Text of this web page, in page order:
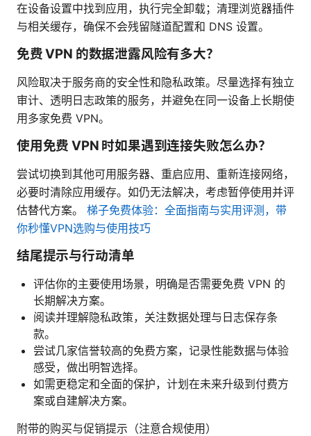
在设备设置中找到应用，执行完全卸载；清理浏览器插件
与相关缓存，确保不会残留隧道配置和 DNS 设置。
免费 VPN 的数据泄露风险有多大？
风险取决于服务商的安全性和隐私政策。尽量选择有独立
审计、透明日志政策的服务，并避免在同一设备上长期使
用多家免费 VPN。
使用免费 VPN 时如果遇到连接失败怎么办？
尝试切换到其他可用服务器、重启应用、重新连接网络，
必要时清除应用缓存。如仍无法解决，考虑暂停使用并评
估替代方案。 梯子免费体验：全面指南与实用评测，带
你秒懂VPN选购与使用技巧
结尾提示与行动清单
评估你的主要使用场景，明确是否需要免费 VPN 的
长期解决方案。
阅读并理解隐私政策，关注数据处理与日志保存条
款。
尝试几家信誉较高的免费方案，记录性能数据与体验
感受，做出明智选择。
如需更稳定和全面的保护，计划在未来升级到付费方
案或自建解决方案。
附带的购买与促销提示（注意合规使用）